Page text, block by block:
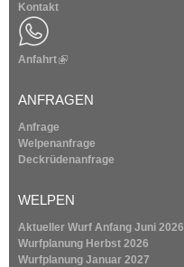
Kontakt
Anfahrt(
i
n
k
i
s
t
e
r
n
ANFRAGEN
Anfrage
Welpenanfrage
Deckrüdenanfrage
WELPEN
Aktueller Wurf Anfang Juni 2026
Wurfplanung Herbst 2026
Wurfplanung Januar 2027